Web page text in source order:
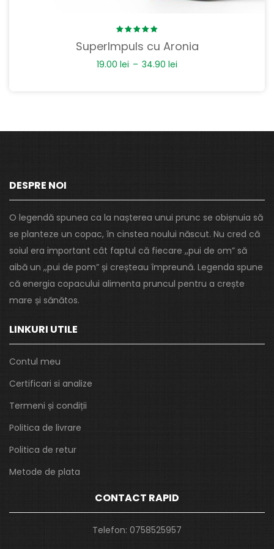
5.00 out
of 5
SuperImpuls cu Aronia
19.00 lei – 34.90 lei
DESPRE NOI
O legendă spunea ca la nașterea unui prunc se obișnuia să
se planteze un copac, în cinstea noului născut. Nu cred că
soiul era important cât faptul că fiecare ,,pui de om” să
aibă un ,,pui de pom” și creșteau împreună. Legenda spune
că energia copacului alimenta pruncul pentru a crește
mare și sănătos.
LINKURI UTILE
Contul meu
Certificari si analize
Termeni și condiții
Politica de livrare
Politica de retur
Metode de plata
CONTACT RAPID
Telefon: 0758525957